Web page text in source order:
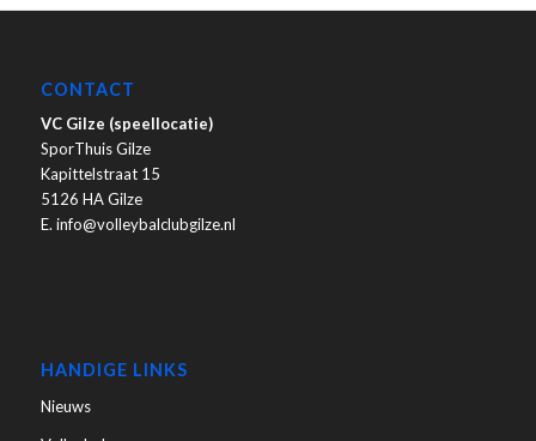
CONTACT
VC Gilze (speellocatie)
SporThuis Gilze
Kapittelstraat 15
5126 HA Gilze
E. info@volleybalclubgilze.nl
HANDIGE LINKS
Nieuws